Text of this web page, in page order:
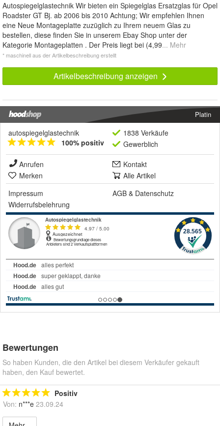
Autospiegelglastechnik Wir bieten ein Spiegelglas Ersatzglas für Opel
Roadster GT Bj. ab 2006 bis 2010 Achtung; Wir empfehlen Ihnen
eine Neue Montageplatte zuzüglich zu Ihrem neuem Glas zu
bestellen, diese finden Sie in unserem Ebay Shop unter der
Kategorie Montageplatten . Der Preis liegt bei (4,99... Mehr
* maschinell aus der Artikelbeschreibung erstellt
Artikelbeschreibung anzeigen
Platin
autospiegelglastechnik
100% positiv
1838 Verkäufe
Gewerblich
Anrufen
Kontakt
Merken
Alle Artikel
Impressum
AGB & Datenschutz
Widerrufsbelehrung
Bewertungen
So haben Kunden, die den Artikel bei diesem Verkäufer gekauft
haben, den Kauf bewertet.
Positiv
Von: n***e 23.09.24